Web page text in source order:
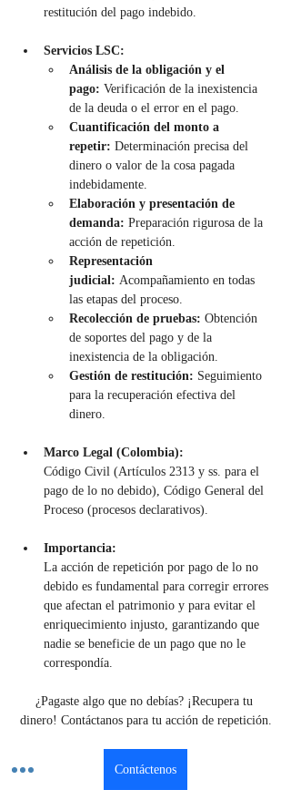
restitución del pago indebido.
Servicios LSC:
Análisis de la obligación y el
pago: Verificación de la inexistencia
de la deuda o el error en el pago.
Cuantificación del monto a
repetir: Determinación precisa del
dinero o valor de la cosa pagada
indebidamente.
Elaboración y presentación de
demanda: Preparación rigurosa de la
acción de repetición.
Representación
judicial: Acompañamiento en todas
las etapas del proceso.
Recolección de pruebas: Obtención
de soportes del pago y de la
inexistencia de la obligación.
Gestión de restitución: Seguimiento
para la recuperación efectiva del
dinero.
Marco Legal (Colombia):
Código Civil (Artículos 2313 y ss. para el
pago de lo no debido), Código General del
Proceso (procesos declarativos).
Importancia:
La acción de repetición por pago de lo no
debido es fundamental para corregir errores
que afectan el patrimonio y para evitar el
enriquecimiento injusto, garantizando que
nadie se beneficie de un pago que no le
correspondía.
¿Pagaste algo que no debías? ¡Recupera tu
dinero! Contáctanos para tu acción de repetición.
Contáctenos